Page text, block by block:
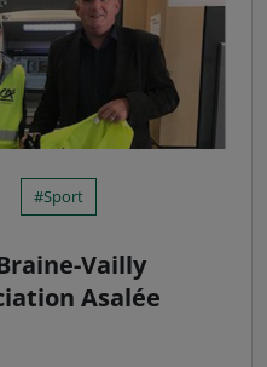
Sport
Vailly
Asalée